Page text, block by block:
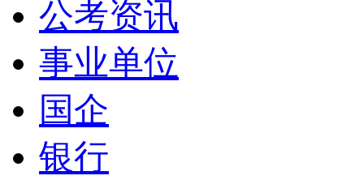
公考资讯
事业单位
国企
银行